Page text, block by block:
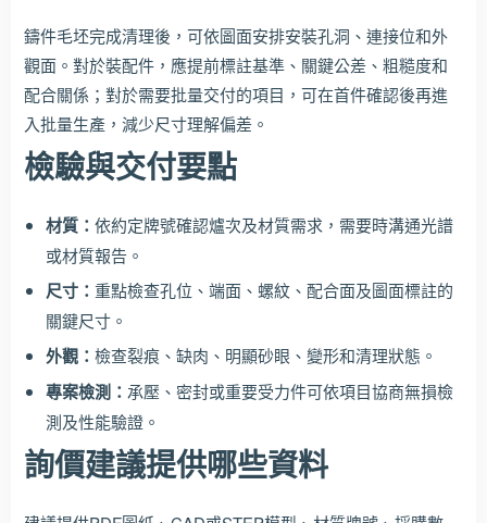
鑄件毛坯完成清理後，可依圖面安排安裝孔洞、連接位和外
觀面。對於裝配件，應提前標註基準、關鍵公差、粗糙度和
配合關係；對於需要批量交付的項目，可在首件確認後再進
入批量生產，減少尺寸理解偏差。
檢驗與交付要點
材質： 依約定牌號確認爐次及材質需求，需要時溝通光譜
或材質報告。
尺寸： 重點檢查孔位、端面、螺紋、配合面及圖面標註的
關鍵尺寸。
外觀： 檢查裂痕、缺肉、明顯砂眼、變形和清理狀態。
專案檢測： 承壓、密封或重要受力件可依項目協商無損檢
測及性能驗證。
詢價建議提供哪些資料